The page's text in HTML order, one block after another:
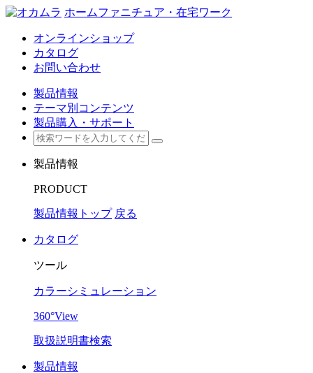
ホームファニチュア・在宅ワーク
オンラインショップ
カタログ
お問い合わせ
製品情報
テーマ別コンテンツ
製品購入・サポート
製品情報
PRODUCT
製品情報トップ 戻る
カタログ
ツール
カラーシミュレーション
360°View
取扱説明書検索
製品情報